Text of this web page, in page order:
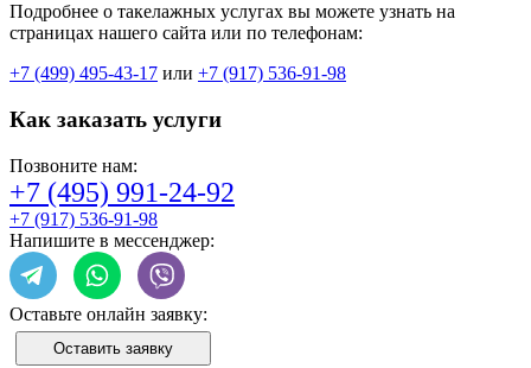
Подробнее о такелажных услугах вы можете узнать на
страницах нашего сайта или по телефонам:
+7 (499) 495-43-17 или +7 (917) 536-91-98
Как заказать услуги
Позвоните нам:
+7 (495) 991-24-92
+7 (917) 536-91-98
Напишите в мессенджер:
Оставьте онлайн заявку:
Оставить заявку